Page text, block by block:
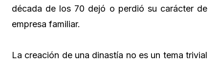
década de los 70 dejó o perdió su carácter de
empresa familiar.
La creación de una dinastía no es un tema trivial